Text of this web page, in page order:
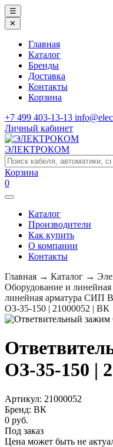
☰
✕
Главная
Каталог
Бренды
Доставка
Контакты
Корзина
+7 499 403-13-13
Личный кабинет
ЭЛЕКТРОКОМ
Корзина
0
Каталог
Производители
Как купить
О компании
Контакты
Главная → Каталог →
Оборудование и
линейная арматура СИП
ОЗ-35-150 | 21000052 | ВК
ОЗ-35-150 |
Артикул: 21000052
Бренд: ВК
0 руб.
Под заказ
Цена может быть не